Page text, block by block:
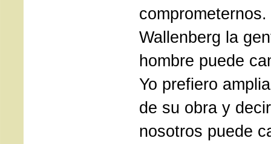
Wallenberg la
hombre puede
Yo prefiero
de su obra y
nosotros puede